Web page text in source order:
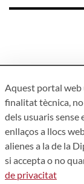
Aquest portal web
finalitat tècnica,
dels usuaris sense
enllaços a llocs
alienes a la de la
si accepta o no
de privacitat